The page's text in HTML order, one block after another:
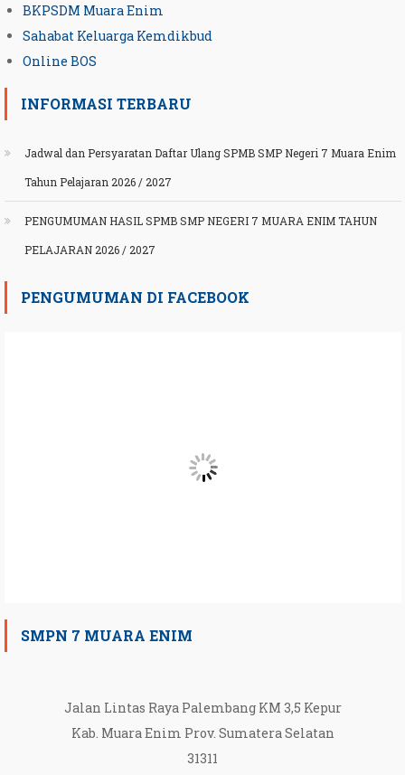
BKPSDM Muara Enim
Sahabat Keluarga Kemdikbud
Online BOS
INFORMASI TERBARU
Jadwal dan Persyaratan Daftar Ulang SPMB SMP Negeri 7 Muara Enim
Tahun Pelajaran 2026 / 2027
PENGUMUMAN HASIL SPMB SMP NEGERI 7 MUARA ENIM TAHUN
PELAJARAN 2026 / 2027
PENGUMUMAN DI FACEBOOK
SMPN 7 MUARA ENIM
Jalan Lintas Raya Palembang KM 3,5 Kepur
Kab. Muara Enim Prov. Sumatera Selatan
31311